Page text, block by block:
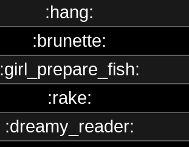
:hang:
:brunette:
:girl_prepare_fish:
:rake:
:dreamy_reader: